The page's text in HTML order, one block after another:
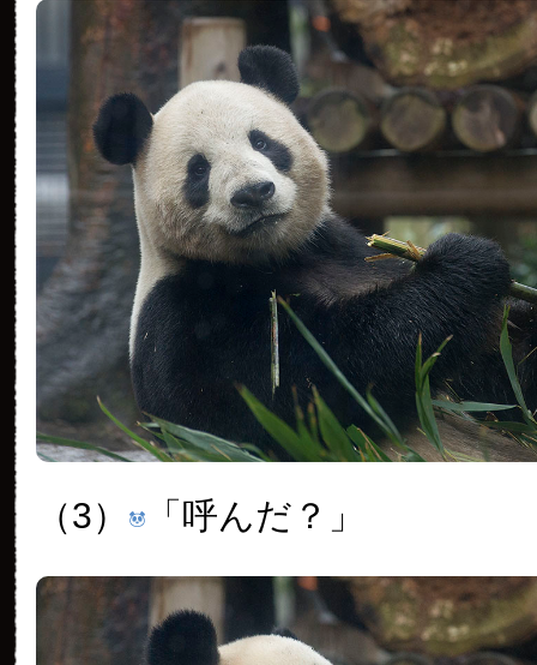
（3） 「呼んだ？」